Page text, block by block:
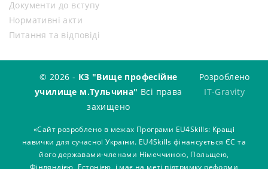
Документи до вступу
Нормативні акти
Питання та відповіді
© 2026 - КЗ "Вище професійне
училище м.Тульчина" Всі права
захищено
Розроблено
IT-Gravity
«Сайт розроблено в межах Програми EU4Skills: Кращі
навички для сучасної України. EU4Skills фінансується ЄС та
його державами-членами Німеччиною, Польщею,
Фінляндією, Естонією, і має на меті підтримку реформи